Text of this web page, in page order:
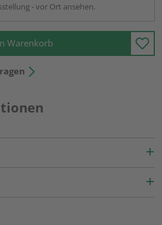
- vor Ort ansehen.
Warenkorb